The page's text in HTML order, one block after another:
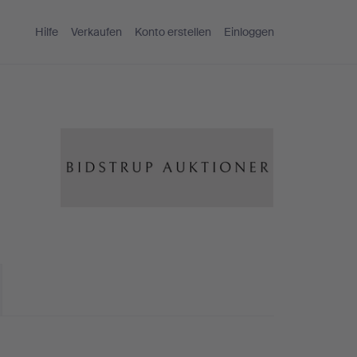
Hilfe Verkaufen Konto erstellen Einloggen